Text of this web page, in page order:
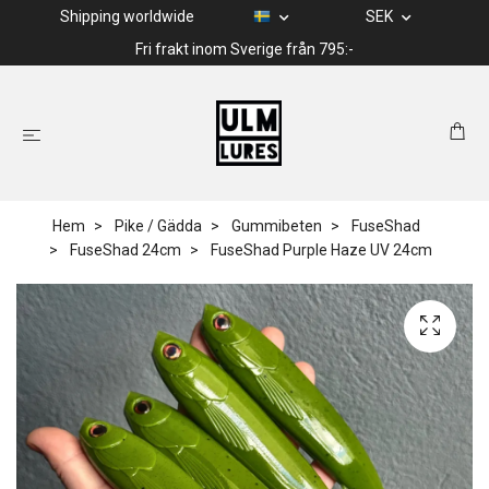
Shipping worldwide
SEK
Fri frakt inom Sverige från 795:-
Hem Pike / Gädda Gummibeten
FuseShad
FuseShad 24cm
FuseShad Purple Haze UV 24cm